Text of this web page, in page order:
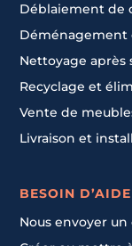
Déblaiement de
Déménagement
Nettoyage après
Recyclage et
Vente de
Livraison et
BESOIN
Nous envoyer un